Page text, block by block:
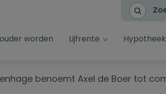
worden Lijfrente dropdownHypotheek
benoemt Axel de Boer tot